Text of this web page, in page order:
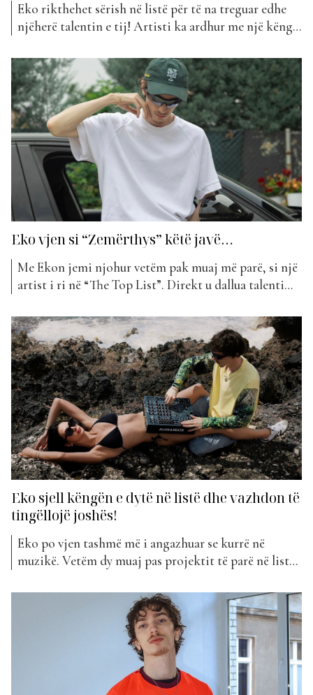
Eko rikthehet sërish në listë për të na treguar edhe
njëherë talentin e tij! Artisti ka ardhur me një këngë
“Verstappen” mban titullin projekti që e sjell atë me
gjithë origjinalitetin që e karakterizon. Sërish edhe
tek ky projekt,...
Eko vjen si “Zemërthys” këtë javë…
Me Ekon jemi njohur vetëm pak muaj më parë, si një
artist i ri në “The Top List”. Direkt u dallua talenti
vrull të menjëhershëm shkallët drejt suksesit. Ai ka
ardhur brenda një kohe shumë të shkurtër me...
Eko sjell këngën e dytë në listë dhe vazhdon të
tingëllojë joshës!
Eko po vjen tashmë më i angazhuar se kurrë në
muzikë. Vetëm dy muaj pas projektit të parë në listë,
titullin kënga e tij e re, që ka hyrë këtë javë në “The
Top List”. Sërish edhe tek...